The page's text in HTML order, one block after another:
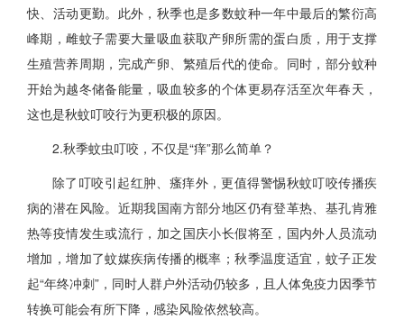
快、活动更勤。此外，秋季也是多数蚊种一年中最后的繁衍高
峰期，雌蚊子需要大量吸血获取产卵所需的蛋白质，用于支撑
生殖营养周期，完成产卵、繁殖后代的使命。同时，部分蚊种
开始为越冬储备能量，吸血较多的个体更易存活至次年春天，
这也是秋蚊叮咬行为更积极的原因。
2.秋季蚊虫叮咬，不仅是“痒”那么简单？
除了叮咬引起红肿、瘙痒外，更值得警惕秋蚊叮咬传播疾
病的潜在风险。近期我国南方部分地区仍有登革热、基孔肯雅
热等疫情发生或流行，加之国庆小长假将至，国内外人员流动
增加，增加了蚊媒疾病传播的概率；秋季温度适宜，蚊子正发
起“年终冲刺”，同时人群户外活动仍较多，且人体免疫力因季节
转换可能会有所下降，感染风险依然较高。